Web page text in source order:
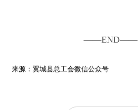
——END——
来源：翼城县总工会微信公众号